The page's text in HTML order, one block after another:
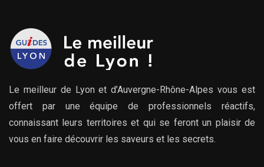
Le meilleur de Lyon et d’Auvergne-Rhône-Alpes vous est
offert par une équipe de professionnels réactifs,
connaissant leurs territoires et qui se feront un plaisir de
vous en faire découvrir les saveurs et les secrets.